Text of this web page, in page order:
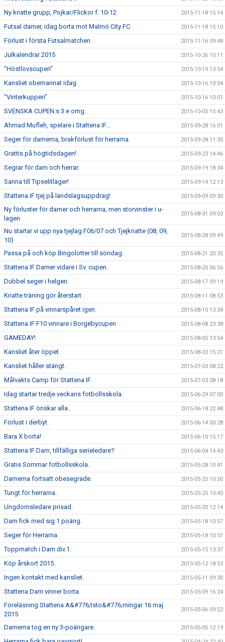
Ny knatte grupp, Pojkar/Flickor f. 10-12 2015-11-18 15:14
Futsal damer, idag borta mot Malmö City FC 2015-11-18 15:10
Förlust i första Futsalmatchen. 2015-11-16 09:48
Julkalendrar 2015 2015-10-26 10:11
"Höstlovscupen" 2015-10-19 13:54
Kansliet obemannat idag. 2015-10-16 10:04
"Vinterkuppen" 2015-10-16 10:01
SVENSKA CUPEN:s 3:e omg. 2015-10-05 15:43
Ahmad Mufleh, spelare i Stattena IF... 2015-09-28 16:01
Seger för damerna, brakförlust för herrarna. 2015-09-28 11:30
Grattis på högtidsdagen! 2015-09-23 14:46
Segrar för dam och herrar. 2015-09-19 18:34
Sanna till Tipselitläger! 2015-09-14 12:13
Stattena IF tjej på landslagsuppdrag! 2015-09-09 09:30
Ny förluster för damer och herrarna, men storvinster i u-
lagen.
2015-08-31 09:03
Nu startar vi upp nya tjejlag F06/07 och Tjejknatte (08, 09,
10)
2015-08-28 09:49
Passa på och köp Bingolotter till söndag. 2015-08-21 20:35
Stattena IF Damer vidare i Sv. cupen. 2015-08-20 06:56
Dubbel seger i helgen. 2015-08-17 09:19
Knatte träning gör återstart. 2015-08-11 08:53
Stattena IF på vinnarspåret igen. 2015-08-10 13:34
Stattena IF F10 vinnare i Borgebycupen 2015-08-08 23:38
GAMEDAY! 2015-08-05 13:54
Kansliet åter öppet. 2015-08-03 15:21
Kansliet håller stängt. 2015-07-03 08:22
Målvakts Camp för Stattena IF. 2015-07-03 08:18
Idag startar tredje veckans fotbollsskola. 2015-06-29 07:00
Stattena IF önskar alla.. 2015-06-18 22:48
Förlust i derbyt. 2015-06-14 00:28
Bara X borta! 2015-06-10 15:17
Stattena IF Dam, tillfälliga serieledare? 2015-06-04 14:43
Gratis Sommar fotbollsskola. 2015-05-28 10:41
Damerna fortsatt obesegrade. 2015-05-25 10:50
Tungt för herrarna. 2015-05-25 10:45
Ungdomsledare prisad. 2015-05-20 12:14
Dam fick med sig 1 poäng. 2015-05-18 10:57
Seger för Herrarna. 2015-05-18 10:51
Toppmatch i Dam div.1. 2015-05-15 13:37
Köp årskort 2015. 2015-05-12 18:53
Ingen kontakt med kansliet. 2015-05-11 09:30
Stattena Dam vinner borta. 2015-05-09 16:24
Föreläsning Stattena A&#776;tsto&#776;rningar 16 maj
2015
2015-05-06 09:52
Damerna tog en ny 3-poängare. 2015-05-05 12:19